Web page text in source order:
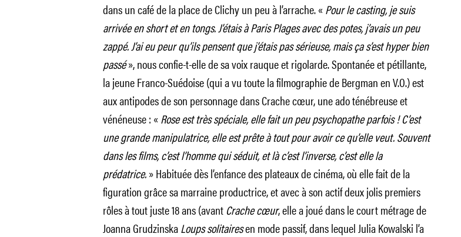
dans un café de la place de Clichy un peu à l’arrache. «Pour le casting, je suis
arrivée en short et en tongs. J’étais à Paris Plages avec des potes, j’avais un peu
zappé. J’ai eu peur qu’ils pensent que j’étais pas sérieuse, mais ça s’est hyper bien
passé», nous confie-t-elle de sa voix rauque et rigolarde. Spontanée et pétillante,
la jeune Franco-Suédoise (qui a vu toute la filmographie de Bergman en V.O.) est
aux antipodes de son personnage dans Crache cœur, une ado ténébreuse et
vénéneuse : «Rose est très spéciale, elle fait un peu psychopathe parfois ! C’est
une grande manipulatrice, elle est prête à tout pour avoir ce qu’elle veut. Souvent
dans les films, c’est l’homme qui séduit, et là c’est l’inverse, c’est elle la
prédatrice.» Habituée dès l’enfance des plateaux de cinéma, où elle fait de la
figuration grâce sa marraine productrice, et avec à son actif deux jolis premiers
rôles à tout juste 18 ans (avant Crache cœur, elle a joué dans le court métrage de
Joanna GrudzinskaLoups solitairesen mode passif, dans lequel Julia Kowalski l’a